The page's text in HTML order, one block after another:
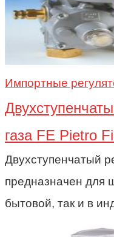
Импортные
газа FE Pietro
Двухступенчатый
предназначен для
бытовой, так и в